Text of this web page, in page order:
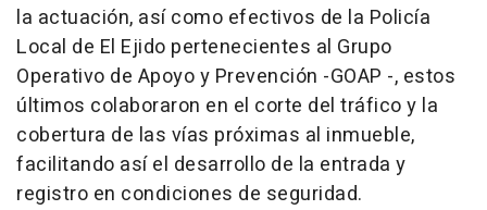
la actuación, así como efectivos de la Policía
Local de El Ejido pertenecientes al Grupo
Operativo de Apoyo y Prevención -GOAP -, estos
últimos colaboraron en el corte del tráfico y la
cobertura de las vías próximas al inmueble,
facilitando así el desarrollo de la entrada y
registro en condiciones de seguridad.